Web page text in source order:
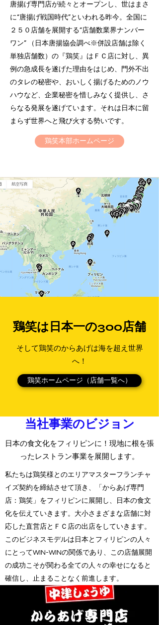
唐揚げ専門店が続々とオープンし、世はまさ
に“唐揚げ戦国時代”といわれる昨今。全国に
２５０店舗を展開する“店舗数業界ナンバー
ワン” （日本唐揚協会調べ※併設店舗は除く
単独店舗数）の『鶏笑』はＦＣ店に対し、異
例の急成長を遂げた理由をはじめ、門外不出
のタレの秘密や、おいしく揚げるためのノウ
ハウなど、企業秘密を惜しみなく提供し、さ
らなる発展を遂げています。それは日本に留
まらず世界へと飛び火する勢いです。
鶏笑本部ホームページ
鶏笑は日本一の300店舗
そして鶏笑のからあげは海を超え世界
へ！
鶏笑ホームページ（店舗一覧へ）
当社事業のビジョン
日本の食文化をフィリピンに！現地に根を張
ったレストラン事業を展開します。
私たちは鶏笑様とのエリアマスターフランチャ
イズ契約を締結させて頂き、「からあげ専門
店：鶏笑」をフィリピンに展開し、日本の食文
化を伝えていきます。大小さまざまな店舗に対
応した直営店とＦＣ店の出店をしていきます。
このビジネスモデルは日本とフィリピンの人々
にとってWIN-WINの関係であり、この店舗展開
の成功こそが関わる全ての人々の幸せになると
確信し、止まることなく前進します。